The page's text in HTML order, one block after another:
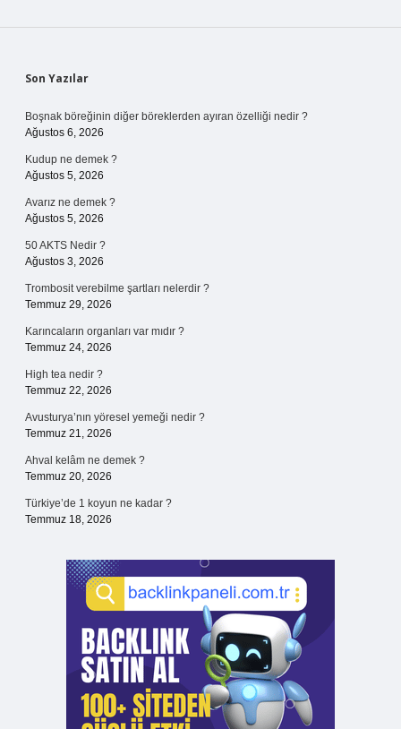
Sidebar
Son Yazılar
Boşnak böreğinin diğer böreklerden ayıran özelliği nedir ?
Ağustos 6, 2026
Kudup ne demek ?
Ağustos 5, 2026
Avarız ne demek ?
Ağustos 5, 2026
50 AKTS Nedir ?
Ağustos 3, 2026
Trombosit verebilme şartları nelerdir ?
Temmuz 29, 2026
Karıncaların organları var mıdır ?
Temmuz 24, 2026
High tea nedir ?
Temmuz 22, 2026
Avusturya’nın yöresel yemeği nedir ?
Temmuz 21, 2026
Ahval kelâm ne demek ?
Temmuz 20, 2026
Türkiye’de 1 koyun ne kadar ?
Temmuz 18, 2026